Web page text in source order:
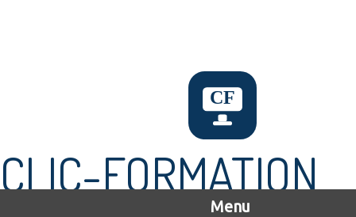
CLIC-FORMATION
Menu